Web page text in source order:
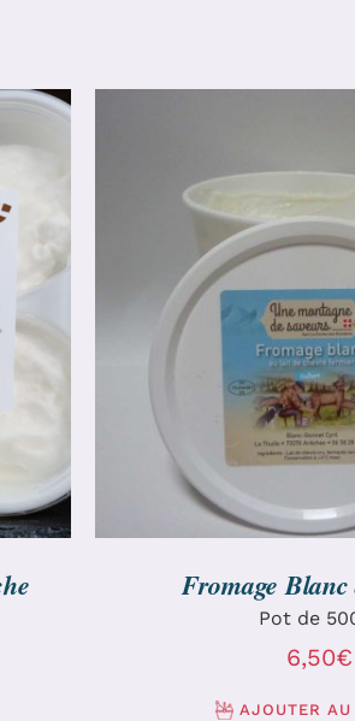
AJOUTER AU PANIER
Fromage Blanc
Pot de
6,50€
AJOUTER AU